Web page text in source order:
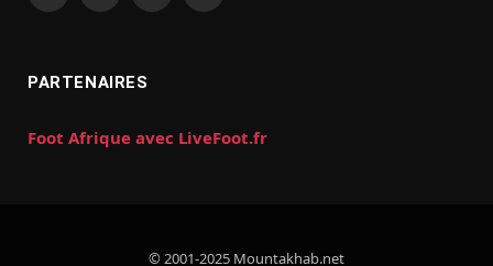
PARTENAIRES
Foot Afrique avec LiveFoot.fr
© 2001-2025 Mountakhab.net